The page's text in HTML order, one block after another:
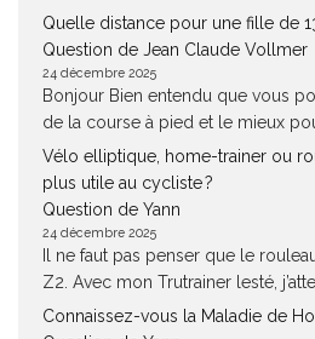
Quelle distance pour une fille de
Question de Jean Claude Vollmer
24 décembre 2025
Bonjour Bien entendu que vous
de la course à pied et le mieux
Vélo elliptique, home-trainer ou
plus utile au cycliste ?
Question de Yann
24 décembre 2025
Il ne faut pas penser que le
Z2. Avec mon Trutrainer lesté,
Connaissez-vous la Maladie de